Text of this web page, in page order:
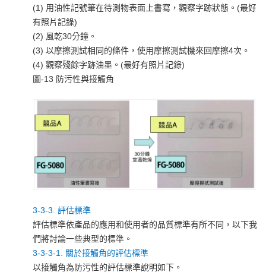
(1) 用油性記號筆在待測物表面上書寫，觀察字跡狀態。(最好
有照片記錄)
(2) 風乾30分鐘。
(3) 以摩擦測試相同的條件，使用摩擦測試機來回摩擦4次。
(4) 觀察殘餘字跡油墨。(最好有照片記錄)
圖-13 防污性與接觸角
3-3-3. 評估標準
評估標準依產品的應用和使用者的品質標準有所不同，以下我
們將討論一些典型的標準。
3-3-3-1. 關於接觸角的評估標準
以接觸角為防污性的評估標準說明如下。